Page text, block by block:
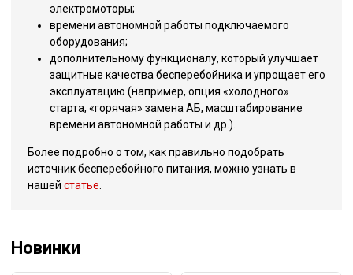
электромоторы;
времени автономной работы подключаемого
оборудования;
дополнительному функционалу, который улучшает
защитные качества бесперебойника и упрощает его
эксплуатацию (например, опция «холодного»
старта, «горячая» замена АБ, масштабирование
времени автономной работы и др.).
Более подробно о том, как правильно подобрать
источник бесперебойного питания, можно узнать в
нашей статье.
Новинки